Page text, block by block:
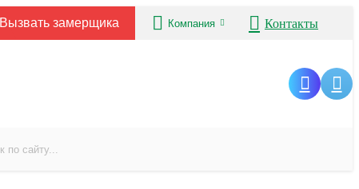
Вызвать замерщика Компания Контакты